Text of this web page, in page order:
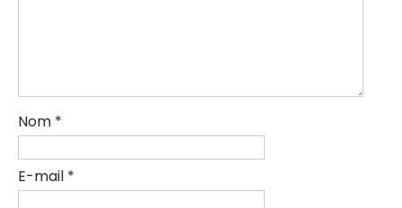
Nom *
E-mail *